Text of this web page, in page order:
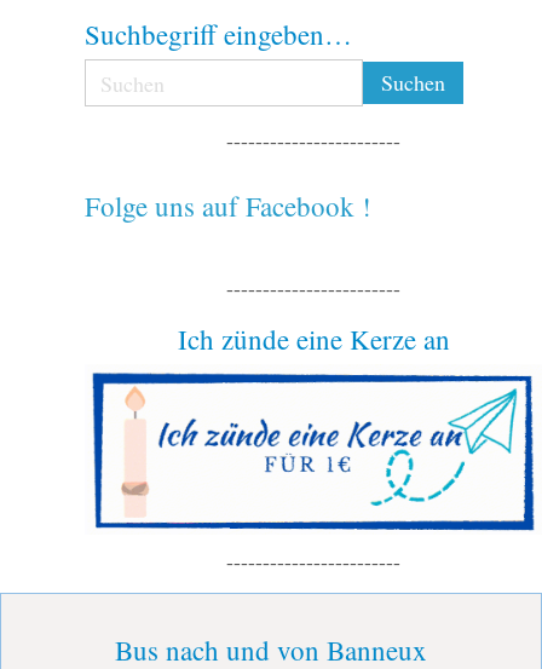
Suchbegriff eingeben…
------------------------
Folge uns auf Facebook !
------------------------
Ich zünde eine Kerze an
------------------------
Bus nach und von Banneux